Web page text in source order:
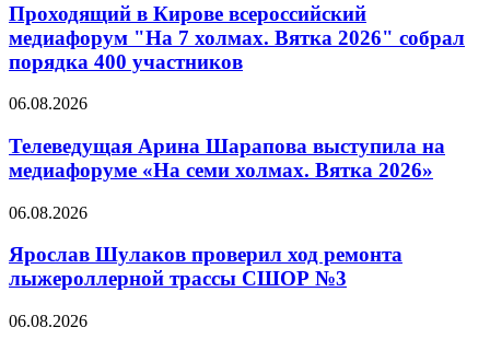
Проходящий в Кирове всероссийский
медиафорум "На 7 холмах. Вятка 2026" собрал
порядка 400 участников
06.08.2026
Телеведущая Арина Шарапова выступила на
медиафоруме «На семи холмах. Вятка 2026»
06.08.2026
Ярослав Шулаков проверил ход ремонта
лыжероллерной трассы СШОР №3
06.08.2026